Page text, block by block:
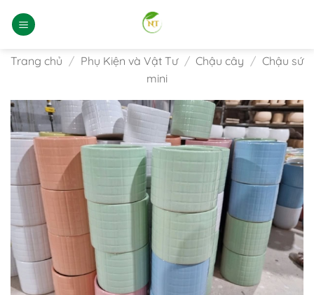
qua
dung
Trang chủ / Phụ Kiện và Vật Tư / Chậu cây / Chậu sứ
mini